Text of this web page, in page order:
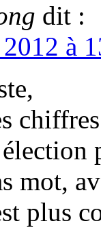
dit :
à
mot,
plus